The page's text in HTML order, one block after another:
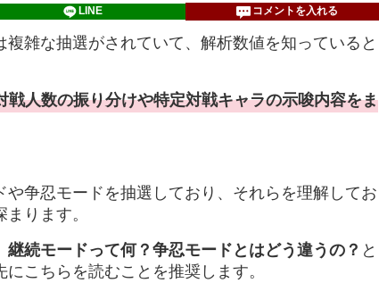
LINE コメントを入れる
雑な抽選がされていて、解析数値を知っていると
戦人数の振り分けや特定対戦キャラの示唆内容をま
争忍モードを抽選しており、それらを理解してお
ります。
継続モードって何？争忍モードとはどう違うの？ と
こちらを読むことを推奨します。